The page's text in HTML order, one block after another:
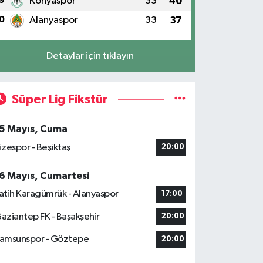
Alanyaspor 33 37
Detaylar için tıklayın
Süper Lig Fikstür
Mayıs, Cuma
- Beşiktaş
20:00
Mayıs, Cumartesi
Karagümrük - Alanyaspor
17:00
FK - Başakşehir 20:00
- Göztepe 20:00